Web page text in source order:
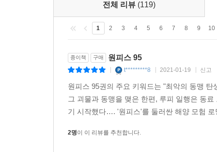
전체 리뷰 (119)
1 2 3 4 5 6 7 8 9 10
종이책 구매 원피스 95
t*********8 2021-01-19 신고
원피스 95권의 주요 키워드는 "최악의 동맹
그 괴물과 동맹을 맺은 한편, 루피 일행은 동
기 시작했다…. '원피스'를 둘러싼 해양 모험
2명이 이 리뷰를 추천합니다.